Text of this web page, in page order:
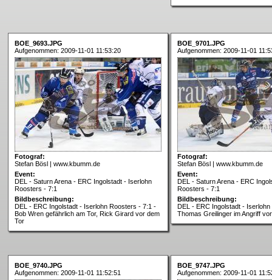
BOE_9693.JPG
Aufgenommen: 2009-11-01 11:53:20
Fotograf:
Stefan Bösl | www.kbumm.de
Event:
DEL - Saturn Arena - ERC Ingolstadt - Iserlohn
Roosters - 7:1
Bildbeschreibung:
DEL - ERC Ingolstadt - Iserlohn Roosters - 7:1 -
Bob Wren gefährlich am Tor, Rick Girard vor dem
Tor
BOE_9701.JPG
Aufgenommen: 2009-11-01
Fotograf:
Stefan Bösl | www.kbumm.de
Event:
DEL - Saturn Arena - ERC
Roosters - 7:1
Bildbeschreibung:
DEL - ERC Ingolstadt -
Thomas Greilinger im Angriff
BOE_9740.JPG
Aufgenommen: 2009-11-01 11:52:51
BOE_9747.JPG
Aufgenommen: 2009-11-01